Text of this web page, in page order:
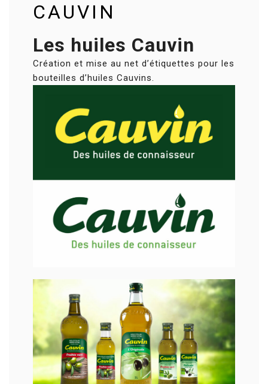
CAUVIN
Les huiles Cauvin
Création et mise au net d’étiquettes pour les
bouteilles d’huiles Cauvins.